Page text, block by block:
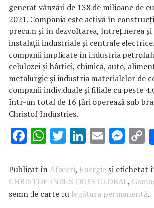
generat vânzări de 138 de milioane de
2021. Compania este activă în
precum și în dezvoltarea, întreținerea și
instalații industriale și centrale
companii implicate în industria
celulozei și hârtiei, chimică, auto,
metalurgie și industria materialelor de
companii individuale și filiale cu peste
într-un total de 16 țări operează sub
Christof Industries.
F
e
b
o
W
at
s
A
T
it
te
r
Li
k
e
dI
E
ai
l
M
se
n
g
o
p
y
Li
Publicat înAfaceri, Energieși etichetat
CHRISTOF INDUSTRIES GLOBAL,
semn de carte cu legătura permanentă.